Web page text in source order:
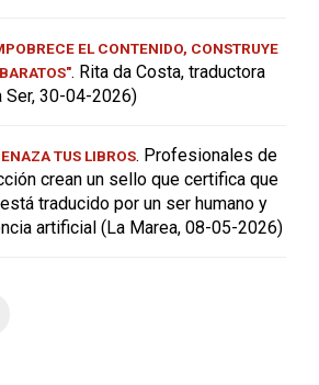
EL CONTENIDO, CONSTRUYE
. Rita da Costa, traductora
Ser, 30-04-2026)
TUS LIBROS. Profesionales de
crean un sello que certifica que
traducido por un ser humano y
artificial (La Marea, 08-05-2026)